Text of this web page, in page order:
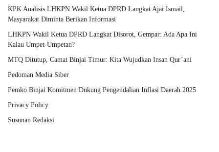
KPK Analisis LHKPN Wakil Ketua DPRD Langkat Ajai Ismail,
Masyarakat Diminta Berikan Informasi
LHKPN Wakil Ketua DPRD Langkat Disorot, Gempar: Ada Apa Ini
Kalau Umpet-Umpetan?
MTQ Ditutup, Camat Binjai Timur: Kita Wujudkan Insan Qur’ani
Pedoman Media Siber
Pemko Binjai Komitmen Dukung Pengendalian Inflasi Daerah 2025
Privacy Policy
Susunan Redaksi